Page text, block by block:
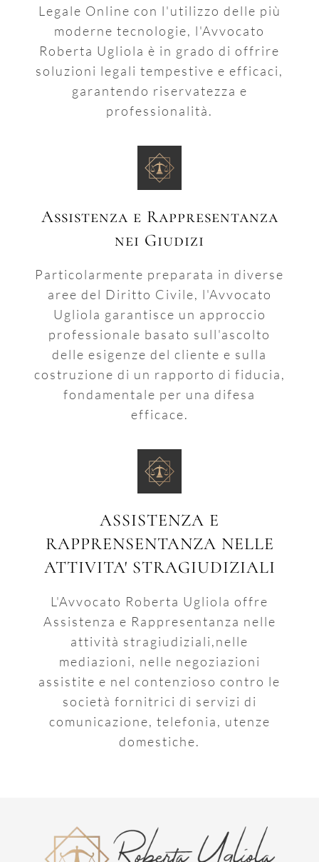
Legale Online con l'utilizzo delle più
moderne tecnologie, l'Avvocato
Roberta Ugliola è in grado di offrire
soluzioni legali tempestive e efficaci,
garantendo riservatezza e
professionalità.
Assistenza e Rappresentanza
nei Giudizi
Particolarmente preparata in diverse
aree del Diritto Civile, l'Avvocato
Ugliola garantisce un approccio
professionale basato sull'ascolto
delle esigenze del cliente e sulla
costruzione di un rapporto di fiducia,
fondamentale per una difesa
efficace.
ASSISTENZA E
RAPPRENSENTANZA NELLE
ATTIVITA' STRAGIUDIZIALI
L'Avvocato Roberta Ugliola offre
Assistenza e Rappresentanza nelle
attività stragiudiziali,nelle
mediazioni, nelle negoziazioni
assistite e nel contenzioso contro le
società fornitrici di servizi di
comunicazione, telefonia, utenze
domestiche.